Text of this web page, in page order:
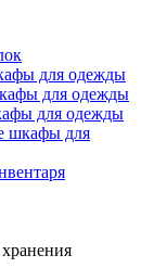
для одежды
для одежды
для одежды
шкафы для